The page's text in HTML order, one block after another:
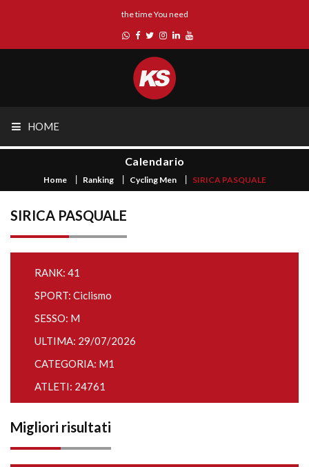
the time You need
HOME
Calendario
Home Ranking Cycling Men SIRICA PASQUALE
SIRICA PASQUALE
RANK: 41
SPORT: Ciclismo
SESSO: M
ULTIMA: 29/07/2026
CATEGORIA: M1
ATLETI: 24761
Migliori risultati